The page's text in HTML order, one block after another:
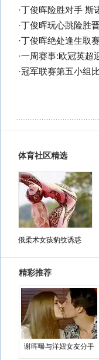
·丁俊晖险胜对手 斯
·丁俊晖玩心跳险胜
·丁俊晖绝处逢生取
·一周赛事:欧冠英超
·冠军联赛第五小组
体育社区精选
俄柔术女孩豹纹诱惑
精彩推荐
谢晖曝与洋妞女友分手